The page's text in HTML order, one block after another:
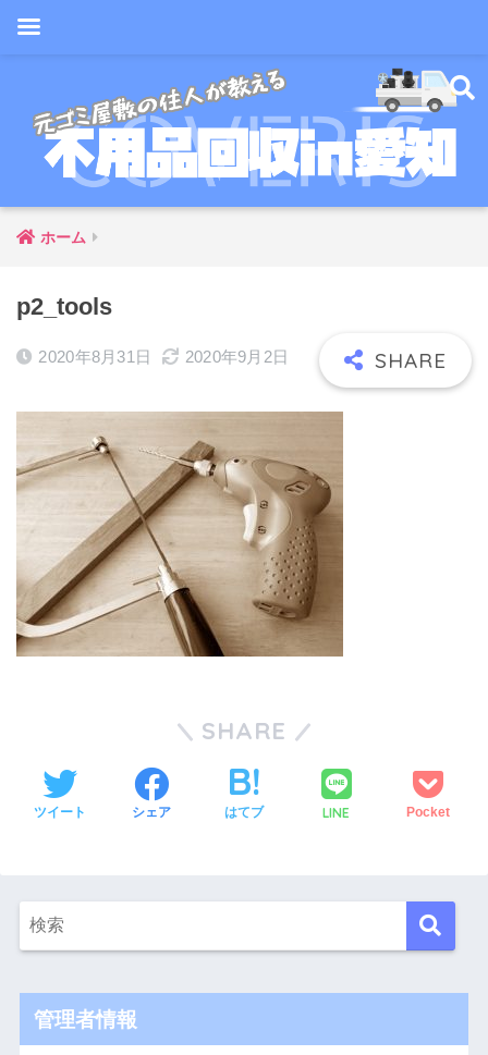
ホーム
p2_tools
2020年8月31日 2020年9月2日
SHARE
ツイート シェア はてブ LINE Pocket
管理者情報